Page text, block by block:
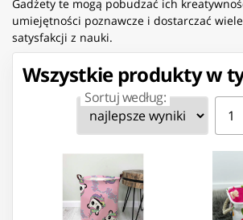
Gadżety te mogą pobudzać ich
umiejętności poznawcze i dostarczać
satysfakcji z nauki.
Wszystkie produkty w
Sortuj według: